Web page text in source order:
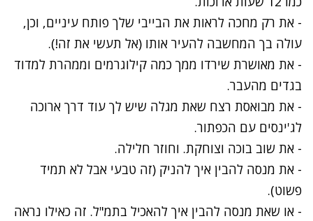
- את רק מחכה לראות את הבייבי שלך פותח עיניים, וכן,
עולה בך המחשבה להעיר אותו (אל תעשי את זה!).
- את מאושרת שירדו ממך כמה קילוגרמים וממהרת למדוד
בגדים מהעבר.
- את מבואסת רצח שאת מגלה שיש לך עוד דרך ארוכה
לג'ינסים עם הכפתור.
- את שוב בוכה וצוחקת. וחוזר חלילה.
- את מנסה להבין איך להניק (זה טבעי אבל לא תמיד
פשוט).
- או שאת מנסה להבין איך להאכיל בתמ"ל. זה כאילו נראה